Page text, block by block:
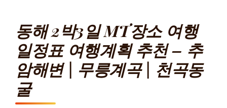
동해 2박3일 MT장소 여행
일정표 여행계획 추천 – 추
암해변 | 무릉계곡 | 천곡동
굴